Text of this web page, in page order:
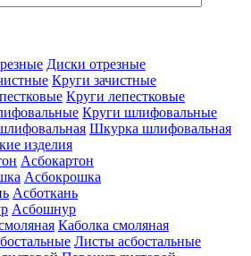
Диски отрезные
Круги зачистные
Круги лепестковые
Круги шлифовальные
Шкурка шлифовальная
изделия
Асбокартон
Асбокрошка
Асботкань
Асбошнур
Каболка смоляная
Листы асбостальные